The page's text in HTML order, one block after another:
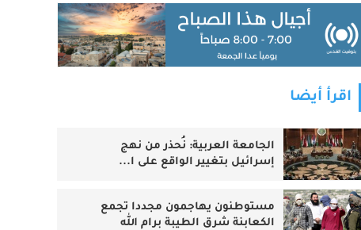
اقرأ أيضا
الجامعة العربية: نُحذر من نهج
إسرائيل بتغيير الواقع على ا...
مستوطنون يهاجمون مجددا تجمع
الكعابنة شرق الطيبة برام الله